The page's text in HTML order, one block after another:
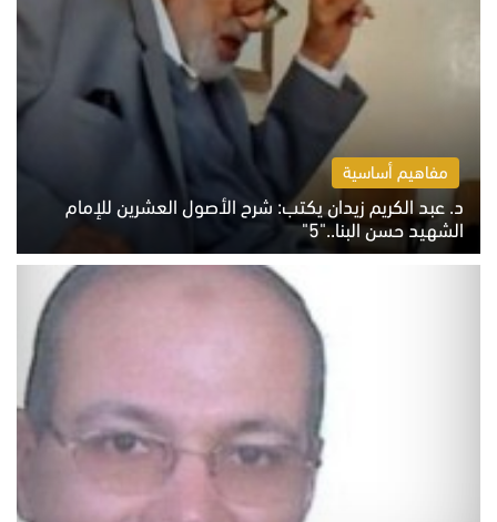
مفاهيم أساسية
د. عبد الكريم زيدان يكتب: شرح الأصول العشرين للإمام
الشهيد حسن البنا.."5"
السبت 8 أغسطس 2026 10:46 ص